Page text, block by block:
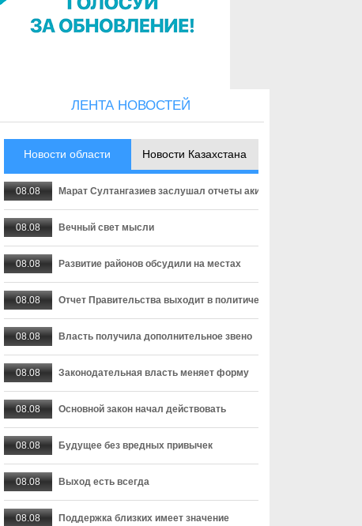
ЛЕНТА НОВОСТЕЙ
Новости области Новости Казахстана
08.08 Марат Султангазиев заслушал отчеты акимов сельских
08.08 Вечный свет мысли
08.08 Развитие районов обсудили на местах
08.08 Отчет Правительства выходит в политическую плоскость
08.08 Власть получила дополнительное звено
08.08 Законодательная власть меняет форму
08.08 Основной закон начал действовать
08.08 Будущее без вредных привычек
08.08 Выход есть всегда
08.08 Поддержка близких имеет значение